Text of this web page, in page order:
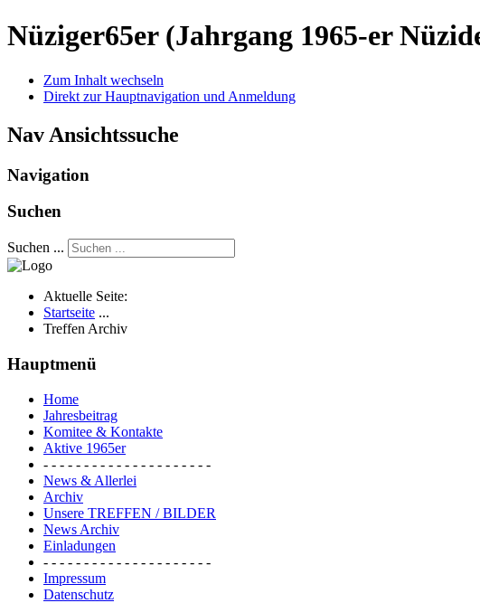
Nüziger65er (Jahrgang 1965-er
Zum Inhalt wechseln
Direkt zur Hauptnavigation und Anmeldung
Nav Ansichtssuche
Navigation
Suchen
Suchen ...
Aktuelle Seite:
Startseite ...
Treffen Archiv
Hauptmenü
Home
Jahresbeitrag
Komitee & Kontakte
Aktive 1965er
- - - - - - - - - - - - - - - - - - - - -
News & Allerlei
Archiv
Unsere TREFFEN / BILDER
News Archiv
Einladungen
- - - - - - - - - - - - - - - - - - - - -
Impressum
Datenschutz